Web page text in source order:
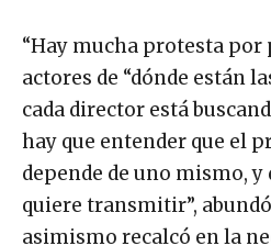
“Hay mucha protesta por
actores de “dónde están
cada director está
hay que entender que el
depende de uno mismo,
quiere transmitir”,
asimismo recalcó en la